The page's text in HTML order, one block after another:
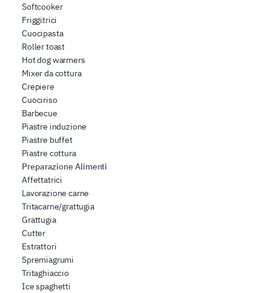
Softcooker
Friggitrici
Cuocipasta
Roller toast
Hot dog warmers
Mixer da cottura
Crepiere
Cuociriso
Barbecue
Piastre induzione
Piastre buffet
Piastre cottura
Preparazione Alimenti
Affettatrici
Lavorazione carne
Tritacarne/grattugia
Grattugia
Cutter
Estrattori
Spremiagrumi
Tritaghiaccio
Ice spaghetti